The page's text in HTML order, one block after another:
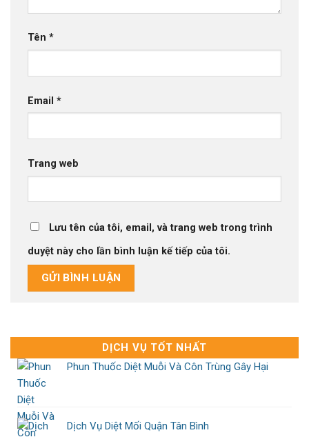
Tên *
Email *
Trang web
Lưu tên của tôi, email, và trang web trong trình
duyệt này cho lần bình luận kế tiếp của tôi.
DỊCH VỤ TỐT NHẤT
Phun Thuốc Diệt Muỗi Và Côn Trùng Gây Hại
Dịch Vụ Diệt Mối Quận Tân Bình